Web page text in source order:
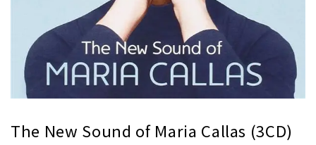
The New Sound of Maria Callas (3CD)